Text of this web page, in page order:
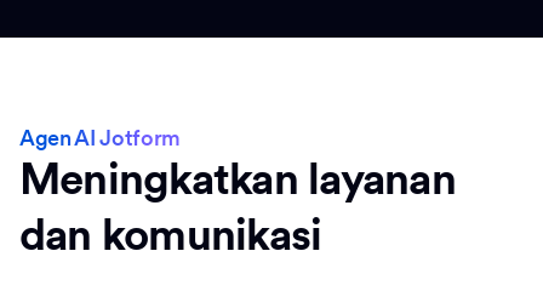
Agen AI Jotform
Meningkatkan layanan
dan komunikasi